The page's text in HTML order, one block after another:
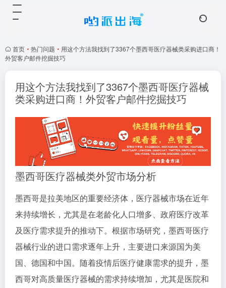
首页 • 热门问题 • 用这个方法我找到了3367个墨西哥医疗器械类采购进口商！
外贸客户邮件挖掘技巧
用这个方法我找到了3367个墨西哥医疗器械
类采购进口商！外贸客户邮件挖掘技巧
墨西哥医疗器械类外贸市场分析
墨西哥是拉美地区的重要经济体，医疗器械市场在近年
来持续增长，尤其是在老龄化人口增多、政府医疗改革
及医疗需求提升的推动下。根据市场研究，墨西哥医疗
器械行业的进口需求逐年上升，主要进口来源国为美
国、德国和中国。随着疫情后医疗健康需求的提升，墨
西哥对高质量医疗器械的需求持续增加，尤其是医院和